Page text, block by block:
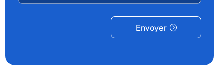
Envoyer